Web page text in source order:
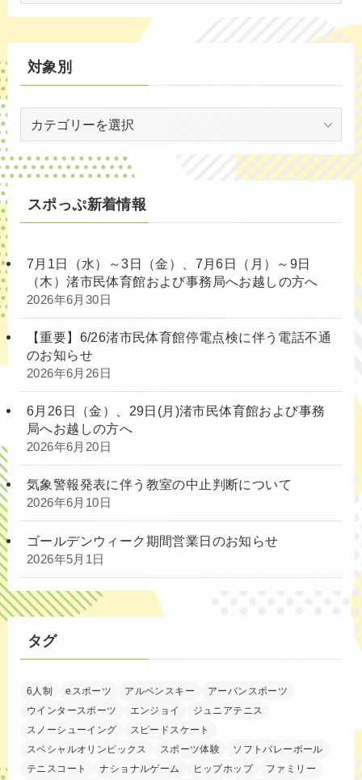
別
対象別
別
スポっぷ新着情報
7月1日（水）～3日（金）、7月6日（月）～9日
（木）渚市民体育館および事務局へお越しの方へ
2026年6月30日
【重要】6/26渚市民体育館停電点検に伴う電話不通
のお知らせ
2026年6月26日
6月26日（金）、29日(月)渚市民体育館および事務
局へお越しの方へ
2026年6月20日
気象警報発表に伴う教室の中止判断について
2026年6月10日
ゴールデンウィーク期間営業日のお知らせ
2026年5月1日
タグ
6人制 eスポーツ アルペンスキー
アーバンスポーツ
ウインタースポーツ
エンジョイ
ジュニアテニス
スノーシューイング
スピードスケート
スペシャルオリンピックス
スポーツ体験
ソフトバレーボール
テニスコート
ナショナルゲーム ヒップホップ ファミリー